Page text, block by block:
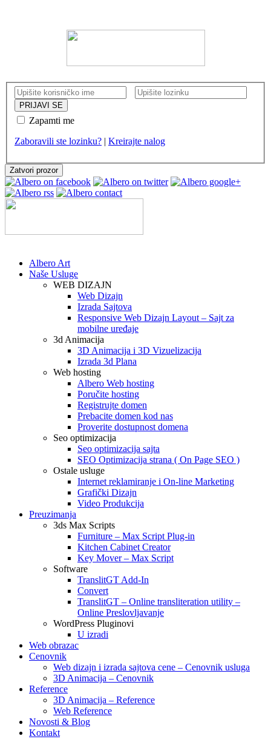
Zapamti me
Zaboravili ste lozinku? | Kreirajte nalog
Zatvori prozor
Albero Art
Naše Usluge
WEB DIZAJN
Web Dizajn
Izrada Sajtova
Responsive Web Dizajn Layout – Sajt za
mobilne uređaje
3d Animacija
3D Animacija i 3D Vizuelizacija
Izrada 3d Plana
Web hosting
Albero Web hosting
Poručite hosting
Registrujte domen
Prebacite domen kod nas
Proverite dostupnost domena
Seo optimizacija
Seo optimizacija sajta
SEO Optimizacija strana ( On Page SEO )
Ostale usluge
Internet reklamiranje i On-line Marketing
Grafički Dizajn
Video Produkcija
Preuzimanja
3ds Max Scripts
Furniture – Max Script Plug-in
Kitchen Cabinet Creator
Key Mover – Max Script
Software
TranslitGT Add-In
Convert
TranslitGT – Online transliteration utility –
Online Preslovljavanje
WordPress Pluginovi
U izradi
Web obrazac
Cenovnik
Web dizajn i izrada sajtova cene – Cenovnik usluga
3D Animacija – Cenovnik
Reference
3D Animacija – Reference
Web Reference
Novosti & Blog
Kontakt